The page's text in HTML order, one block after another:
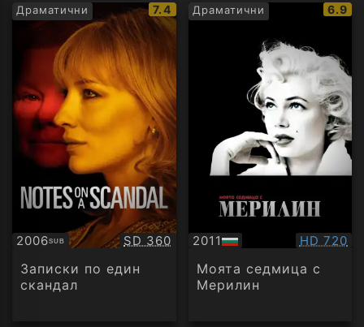
Драматични
IMDb
рейтинг:
7.4
2006SUB
Субтитри Качество:
SD 360
Записки по един
скандал
Драматични
IMDb
6.9
2011
БГ
аудио
HD 720
Моята седмица с
Мерилин